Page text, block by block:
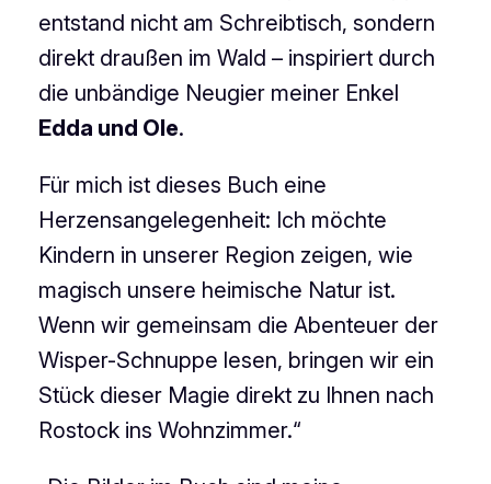
entstand nicht am Schreibtisch, sondern
direkt draußen im Wald – inspiriert durch
die unbändige Neugier meiner Enkel
Edda und Ole.
Für mich ist dieses Buch eine
Herzensangelegenheit: Ich möchte
Kindern in unserer Region zeigen, wie
magisch unsere heimische Natur ist.
Wenn wir gemeinsam die Abenteuer der
Wisper-Schnuppe lesen, bringen wir ein
Stück dieser Magie direkt zu Ihnen nach
Rostock ins Wohnzimmer.“